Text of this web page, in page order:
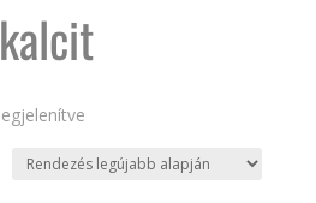
kalcit
Sorted
latest